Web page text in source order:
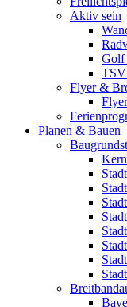
Aktiv sein
Golf
TSV
Flyer &
Planen & Bauen